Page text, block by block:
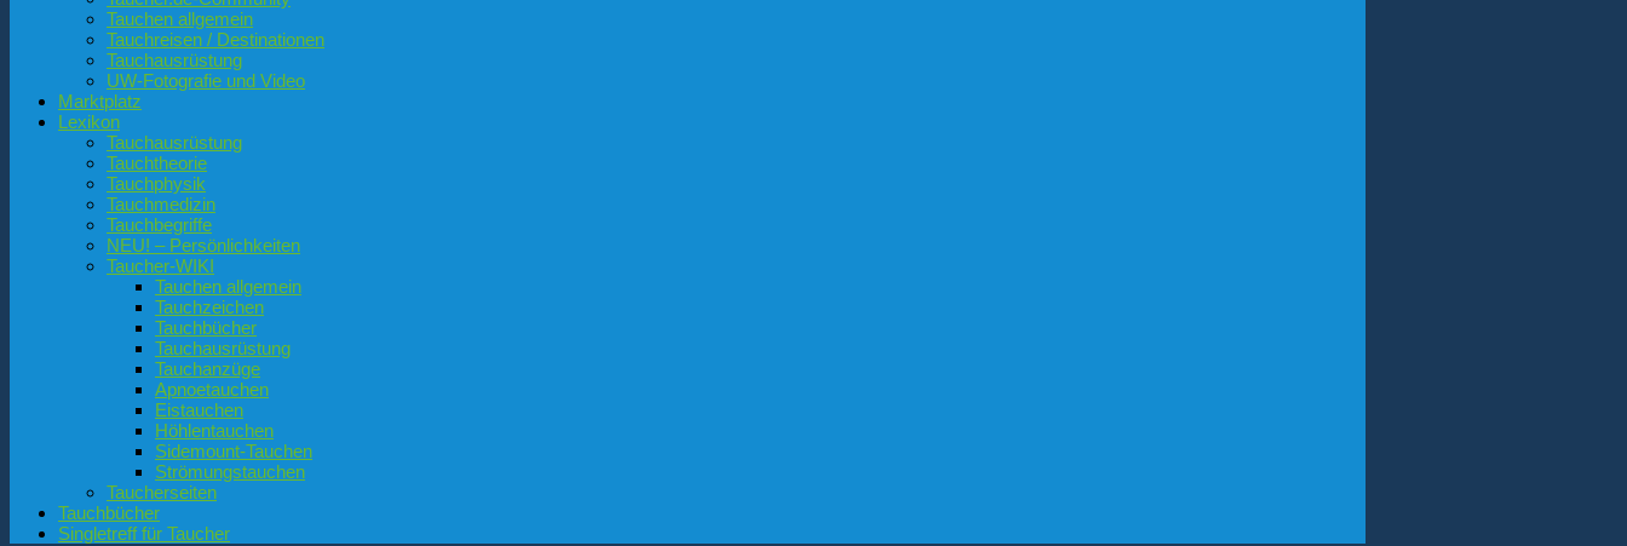
Tauchen allgemein
Tauchreisen / Destinationen
Tauchausrüstung
UW-Fotografie und Video
Marktplatz
Lexikon
Tauchausrüstung
Tauchtheorie
Tauchphysik
Tauchmedizin
Tauchbegriffe
NEU! – Persönlichkeiten
Taucher-WIKI
Tauchen allgemein
Tauchzeichen
Tauchbücher
Tauchausrüstung
Tauchanzüge
Apnoetauchen
Eistauchen
Höhlentauchen
Sidemount-Tauchen
Strömungstauchen
Taucherseiten
Tauchbücher
Singletreff für Taucher